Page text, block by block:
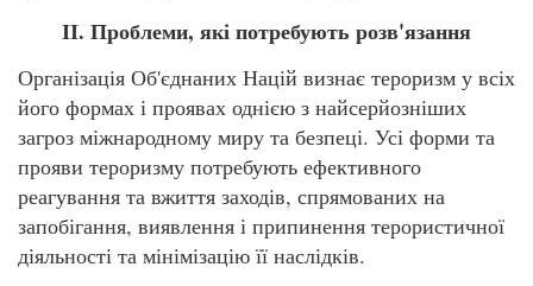
ІІ. Проблеми, які потребують розв'язання
Організація Об'єднаних Націй визнає тероризм у всіх
його формах і проявах однією з найсерйозніших
загроз міжнародному миру та безпеці. Усі форми та
прояви тероризму потребують ефективного
реагування та вжиття заходів, спрямованих на
запобігання, виявлення і припинення терористичної
діяльності та мінімізацію її наслідків.